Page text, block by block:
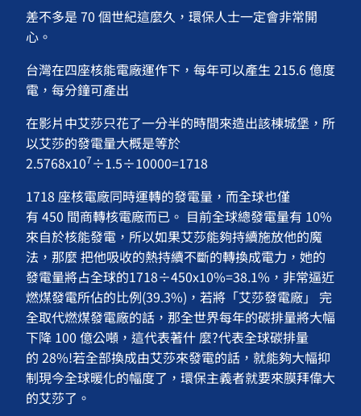
差不多是 70 個世紀這麼久，環保人士一定會非常開
心。
台灣在四座核能電廠運作下，每年可以產生 215.6 億度
電，每分鐘可產出
在影片中艾莎只花了一分半的時間來造出該棟城堡，所
以艾莎的發電量大概是等於
2.5768x107÷1.5÷10000=1718
1718 座核電廠同時運轉的發電量，而全球也僅
有 450 間商轉核電廠而已。 目前全球總發電量有 10%
來自於核能發電，所以如果艾莎能夠持續施放他的魔
法，那麼 把他吸收的熱持續不斷的轉換成電力，她的
發電量將占全球的1718÷450x10%=38.1%，非常逼近
燃煤發電所佔的比例(39.3%)，若將「艾莎發電廠」 完
全取代燃煤發電廠的話，那全世界每年的碳排量將大幅
下降 100 億公噸，這代表著什 麼?代表全球碳排量
的 28%!若全部換成由艾莎來發電的話，就能夠大幅抑
制現今全球暖化的幅度了，環保主義者就要來膜拜偉大
的艾莎了。